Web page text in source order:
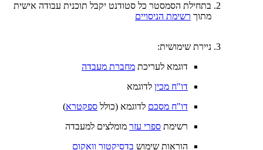
בתחילת הסמסטר כל סטודנט יקבל תוכנית עבודה אישית
מתוך רשימת הניסויים
ניירת שימושית:
דוגמא לעריכת מחברת מעבדה
דו"ח מכין לדוגמא
דו"ח מסכם לדוגמא (כולל ספקטרא)
רשימת ספרי עזר מומלצים למעבדה
הוראות שימוש בדסיקטור וואקום